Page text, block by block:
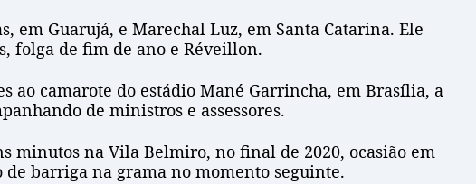
em Guarujá, e Marechal Luz, em Santa Catarina. Ele
folga de fim de ano e Réveillon.
ao camarote do estádio Mané Garrincha, em Brasília, a
de ministros e assessores.
minutos na Vila Belmiro, no final de 2020, ocasião em
barriga na grama no momento seguinte.